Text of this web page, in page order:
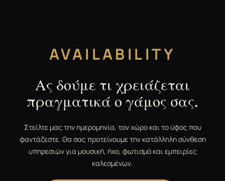
AVAILABILITY
Ας δούμε τι χρειάζεται
πραγματικά ο γάμος σας.
Στείλτε μας την ημερομηνία, τον χώρο και το ύφος που
φαντάζεστε. Θα σας προτείνουμε την κατάλληλη σύνθεση
υπηρεσιών για μουσική, ήχο, φωτισμό και εμπειρίες
καλεσμένων.